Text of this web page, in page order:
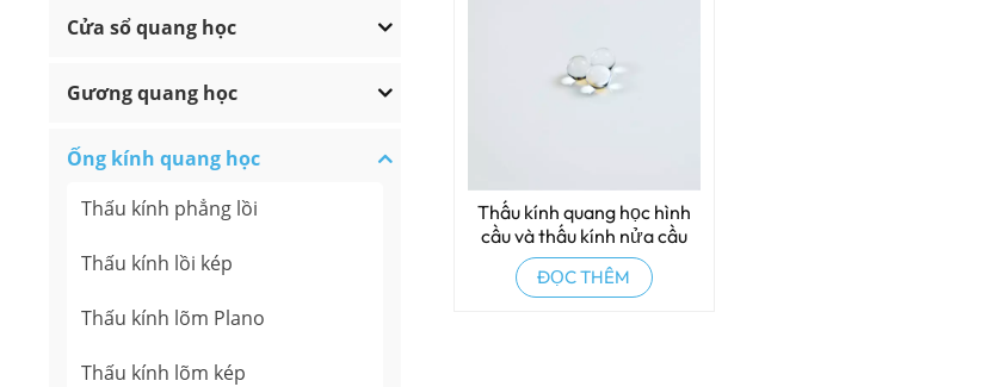
Cửa sổ quang học
Gương quang học
Ống kính quang học
Thấu kính phẳng lồi
Thấu kính lồi kép
Thấu kính lõm Plano
Thấu kính lõm kép
Thấu kính quang học hình
cầu và thấu kính nửa cầu
ĐỌC THÊM